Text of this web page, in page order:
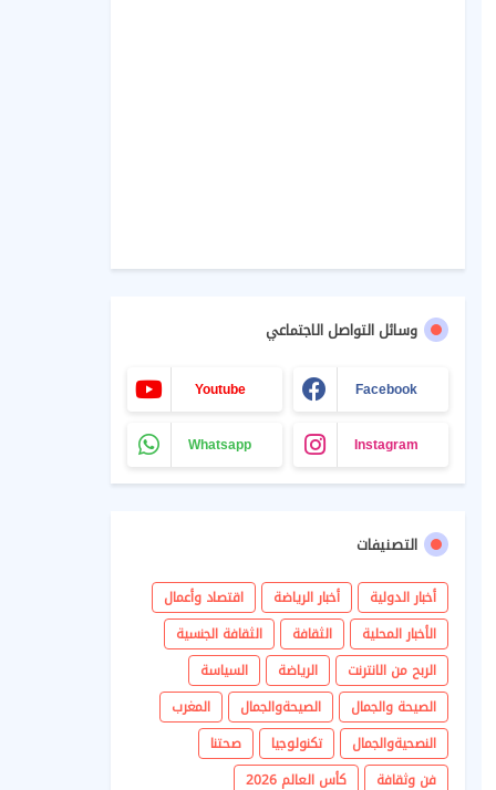
وسائل التواصل الاجتماعي
Youtube Facebook
Whatsapp Instagram
التصنيفات
أخبار الدولية أخبار الرياضة
اقتصاد وأعمال
الأخبار المحلية
الثقافة
الثقافة الجنسية
الربح من الانترنت
الرياضة
السياسة
الصيحة والجمال
الصيحةوالجمال
المغرب
النصحيةوالجمال
تكنولوجيا
صحتنا
فن وثقافة
كأس العالم 2026